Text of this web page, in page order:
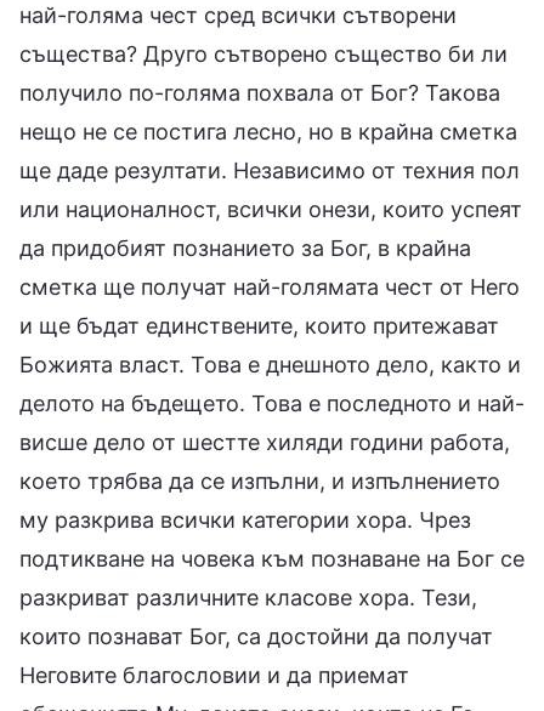
най-голяма чест сред всички сътворени
същества? Друго сътворено същество би ли
получило по-голяма похвала от Бог? Такова
нещо не се постига лесно, но в крайна сметка
ще даде резултати. Независимо от техния пол
или националност, всички онези, които успеят
да придобият познанието за Бог, в крайна
сметка ще получат най-голямата чест от Него
и ще бъдат единствените, които притежават
Божията власт. Това е днешното дело, както и
делото на бъдещето. Това е последното и най-
висше дело от шестте хиляди години работа,
което трябва да се изпълни, и изпълнението
му разкрива всички категории хора. Чрез
подтикване на човека към познаване на Бог се
разкриват различните класове хора. Тези,
които познават Бог, са достойни да получат
Неговите благословии и да приемат